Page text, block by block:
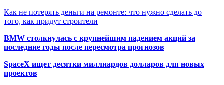
Как не потерять деньги на ремонте: что нужно сделать до
того, как придут строители
BMW столкнулась с крупнейшим падением акций за
последние годы после пересмотра прогнозов
SpaceX ищет десятки миллиардов долларов для новых
проектов